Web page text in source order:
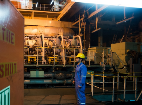
Mondiali calcio 2026